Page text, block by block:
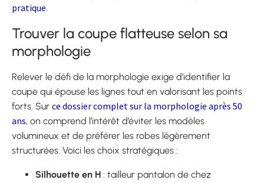
pratique.
Trouver la coupe flatteuse selon sa
morphologie
Relever le défi de la morphologie exige d’identifier la
coupe qui épouse les lignes tout en valorisant les points
forts. Sur ce dossier complet sur la morphologie après 50
ans, on comprend l’intérêt d’éviter les modèles
volumineux et de préférer les robes légèrement
structurées. Voici les choix stratégiques :
Silhouette en H : tailleur pantalon de chez